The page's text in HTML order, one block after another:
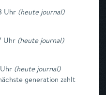
Uhr (heute journal)
Uhr (heute journal)
(heute journal)
generation zahlt